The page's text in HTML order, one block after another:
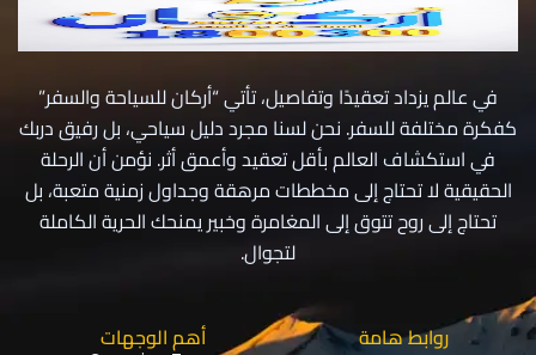
في عالم يزداد تعقيدًا وتفاصيل، تأتي “أركان للسياحة والسفر”
كفكرة مختلفة للسفر. نحن لسنا مجرد دليل سياحي، بل رفيق دربك
في استكشاف العالم بأقل تعقيد وأعمق أثر. نؤمن أن الرحلة
الحقيقية لا تحتاج إلى مخططات مرهقة وجداول زمنية متعبة، بل
تحتاج إلى روح تتوق إلى المغامرة وخبير يمنحك الحرية الكاملة
لتجوال.
روابط هامة أهم الوجهات